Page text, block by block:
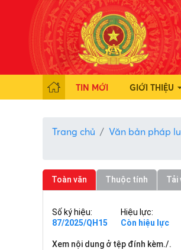
TIN MỚI GIỚI THIỆU
Trang chủ Văn bản pháp
Toàn văn Thuộc tính Tải
Số ký hiệu:
87/2025/QH15
Hiệu lực:
Còn hiệu lực
Xem nội dung ở tệp đính kèm./.